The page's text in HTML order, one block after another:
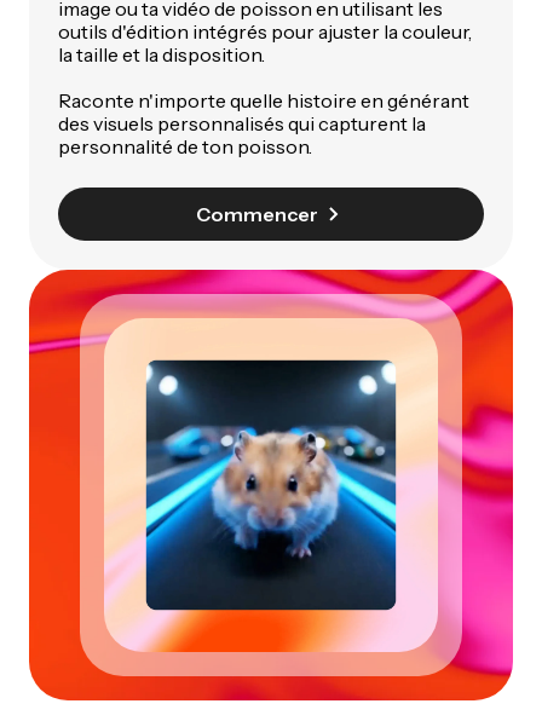
image ou ta vidéo de poisson en utilisant les
outils d'édition intégrés pour ajuster la couleur,
la taille et la disposition.
Raconte n'importe quelle histoire en générant
des visuels personnalisés qui capturent la
personnalité de ton poisson.
Commencer